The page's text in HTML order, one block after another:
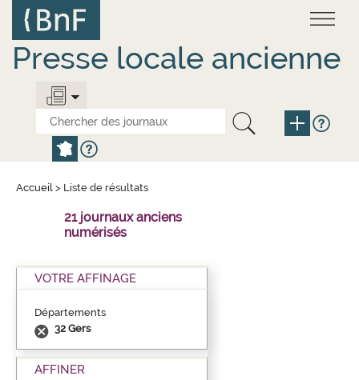
contenu
principal
Presse locale ancienne
Accueil > Liste de résultats
21 journaux anciens
numérisés
VOTRE AFFINAGE
Départements
32 Gers
AFFINER
Panneau de gestion des cookies